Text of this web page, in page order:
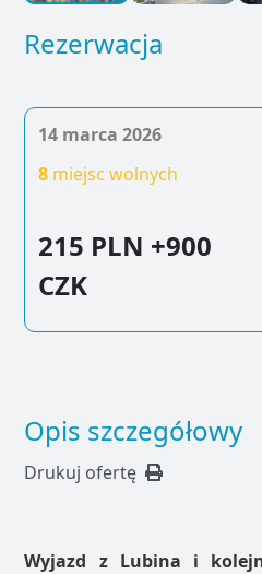
Rezerwacja
14 marca 2026
8 miejsc wolnych
215 PLN +900
CZK
Opis szczegółowy
Drukuj ofertę
Wyjazd z Lubina i